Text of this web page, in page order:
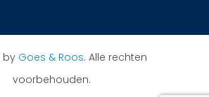
by Goes & Roos. Alle rechten
voorbehouden.